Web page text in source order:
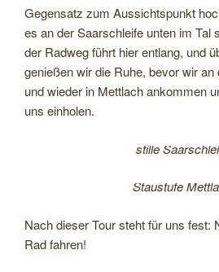
Gegensatz zum Aussichtspunkt
es an der Saarschleife unten im Tal
der Radweg führt hier entlang, und
genießen wir die Ruhe, bevor wir
und wieder in Mettlach ankommen
uns einholen.
stille
Staustufe
Nach dieser Tour steht für uns fest:
Rad fahren!